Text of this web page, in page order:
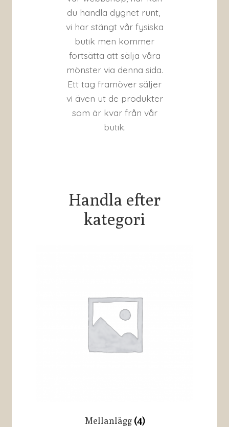
du handla dygnet runt,
vi har stängt vår fysiska
butik men kommer
fortsätta att sälja våra
mönster via denna sida.
Ett tag framöver säljer
vi även ut de produkter
som är kvar från vår
butik.
Handla efter
kategori
Mellanlägg (4)